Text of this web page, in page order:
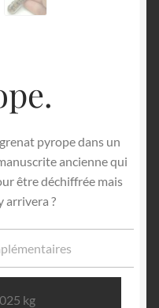
pyrope dans un
ancienne qui
être déchiffrée mais
arrivera ?
kg